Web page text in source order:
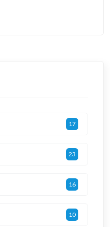
17
23
16
10